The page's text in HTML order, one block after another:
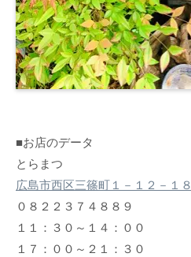
■お店のデータ
とらまつ
広島市西区三篠町１－１２－１８
０８２２３７４８８９
１１：３０～１４：００
１７：００～２１：３０